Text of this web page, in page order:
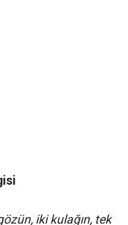
iki kulağın, tek